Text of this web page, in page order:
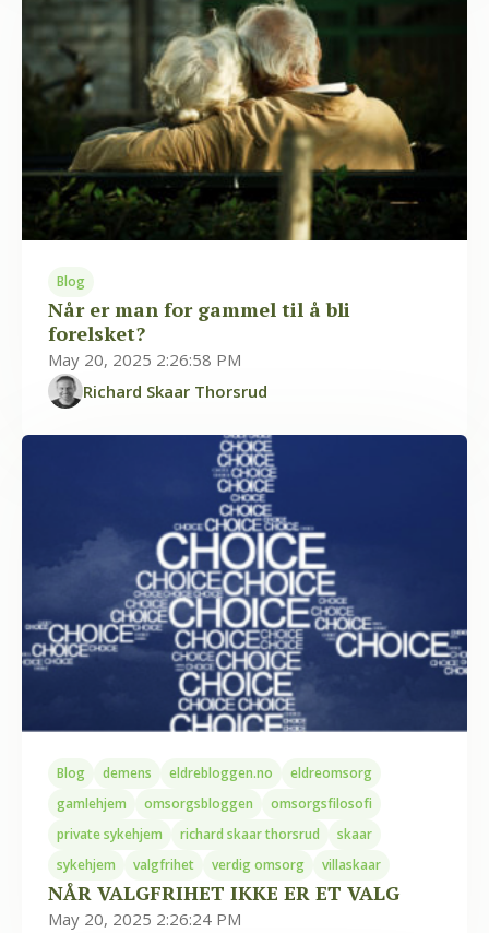
Blog
Når er man for gammel til å bli
forelsket?
May 20, 2025 2:26:58 PM
Richard Skaar Thorsrud
Blog demens eldrebloggen.no
eldreomsorg
gamlehjem
omsorgsbloggen
omsorgsfilosofi
private sykehjem
richard skaar thorsrud
skaar
sykehjem
valgfrihet verdig omsorg villaskaar
NÅR VALGFRIHET IKKE ER ET VALG
May 20, 2025 2:26:24 PM